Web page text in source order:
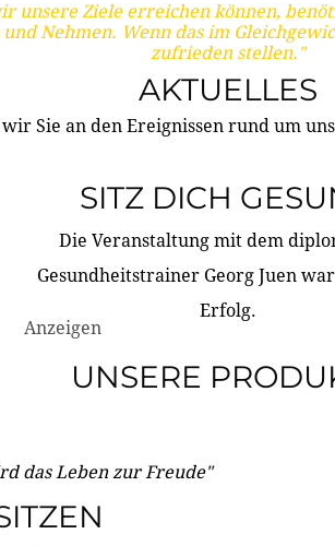
unsere Ziele erreichen können,
und Nehmen. Wenn das im
zufrieden stellen."
AKTUELLES
Sie an den Ereignissen rund um
SITZ DICH
Die Veranstaltung mit dem
Gesundheitstrainer Georg Juen
Erfolg.
Anzeigen
UNSERE
das Leben zur Freude"